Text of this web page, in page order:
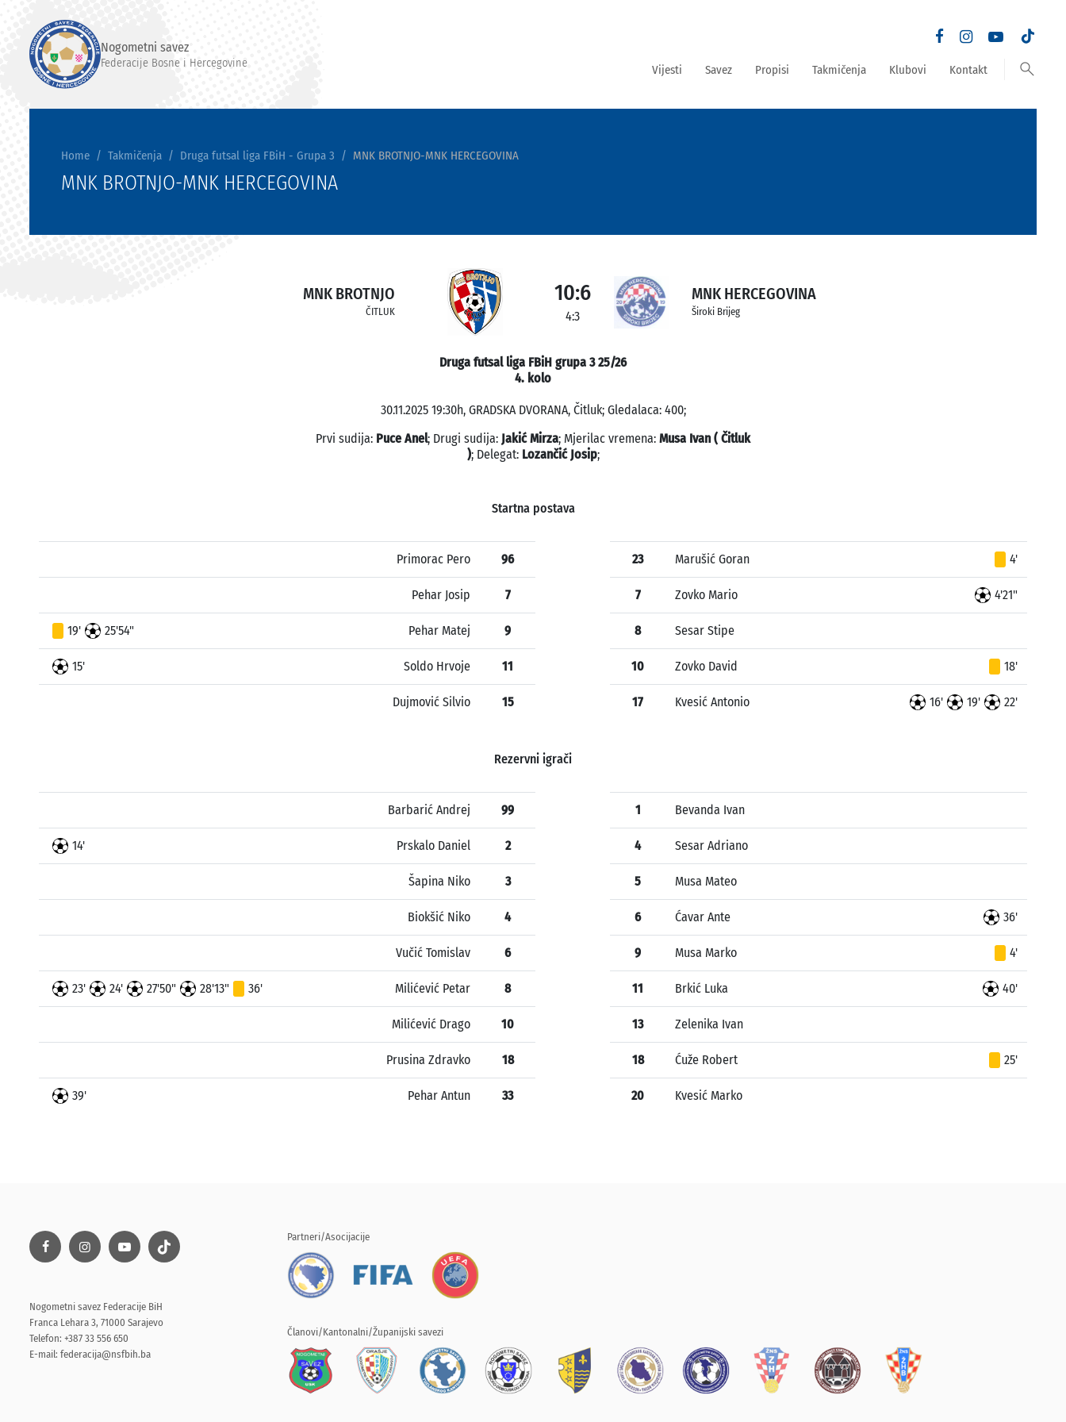
Nogometni savez
Federacije Bosne i Hercegovine Vijesti Savez Propisi Takmičenja Klubovi Kontakt search
Home Takmičenja Druga futsal liga FBiH - Grupa 3 MNK BROTNJO-MNK HERCEGOVINA
MNK BROTNJO-MNK HERCEGOVINA
MNK BROTNJO
ČITLUK
10:6
4:3
MNK HERCEGOVINA
Široki Brijeg
Druga futsal liga FBiH grupa 3 25/26
4. kolo
30.11.2025 19:30h, GRADSKA DVORANA, Čitluk; Gledalaca: 400;
Prvi sudija: Puce Anel; Drugi sudija: Jakić Mirza; Mjerilac vremena: Musa Ivan ( Čitluk
); Delegat: Lozančić Josip;
Startna postava
Primorac Pero 96
Pehar Josip 7
19' 25'54" Pehar Matej 9
15' Soldo Hrvoje 11
Dujmović Silvio 15
23 Marušić Goran 4'
7 Zovko Mario 4'21"
8 Sesar Stipe
10 Zovko David 18'
17 Kvesić Antonio 16' 19' 22'
Rezervni igrači
Barbarić Andrej 99
14' Prskalo Daniel 2
Šapina Niko 3
Biokšić Niko 4
Vučić Tomislav 6
23' 24' 27'50" 28'13" 36' Milićević Petar 8
Milićević Drago 10
Prusina Zdravko 18
39' Pehar Antun 33
1 Bevanda Ivan
4 Sesar Adriano
5 Musa Mateo
6 Ćavar Ante 36'
9 Musa Marko 4'
11 Brkić Luka 40'
13 Zelenika Ivan
18 Ćuže Robert 25'
20 Kvesić Marko
Nogometni savez Federacije BiH
Franca Lehara 3, 71000 Sarajevo
Telefon: +387 33 556 650
E-mail: federacija@nsfbih.ba
Partneri/Asocijacije
Članovi/Kantonalni/Županijski savezi